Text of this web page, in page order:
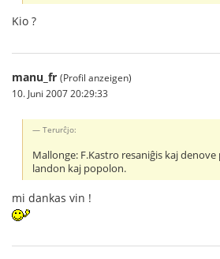
Kio ?
manu_fr (Profil anzeigen)
10. Juni 2007 20:29:33
Terurĉjo:
Mallonge: F.Kastro resaniĝis kaj
landon kaj popolon.
mi dankas vin !